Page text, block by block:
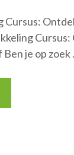
Cursus:
Ben je op zoek